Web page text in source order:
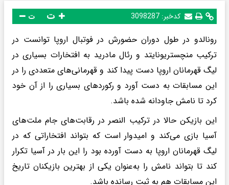
کدخبر: 3098287 ت
رونالدو در طول دوران حضورش در فوتبال اروپا توانست در
ترکیب منچستریونایتد و رئال مادرید به افتخارات بسیاری در
لیگ قهرمانان اروپا دست پیدا کند و قهرمانی‌های متعددی را در
این مسابقات به دست آورد و رکوردهای بسیاری را از آن خود
کرد تا نامش جاودانه شده باشد.
این بازیکن حالا در ترکیب النصر در رقابت‌های جام ملت‌های
آسیا بازی می‌کند و امیدوار است که بتواند افتخاراتی که در
لیگ قهرمانان اروپا به دست آورده بود را این بار در آسیا تکرار
کند تا بتواند نامش را به‌عنوان یکی از بهترین بازیکنان تاریخ
این مسابقات هم به ثبت رسانده باشد.